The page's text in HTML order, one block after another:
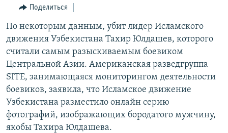
Вернутся
поиску
КЫРГЫЗЧА
ЎЗБЕКЧА
TÜRKMENÇE
Поделиться
По некоторым данным, убит лидер Исламского
движения Узбекистана Тахир Юлдашев, которого
считали самым разыскиваемым боевиком
Центральной Азии. Американская разведгруппа
SITE, занимающаяся мониторингом деятельности
боевиков, заявила, что Исламское движение
Узбекистана разместило онлайн серию
фотографий, изображающих бородатого мужчину,
якобы Тахира Юлдашева.